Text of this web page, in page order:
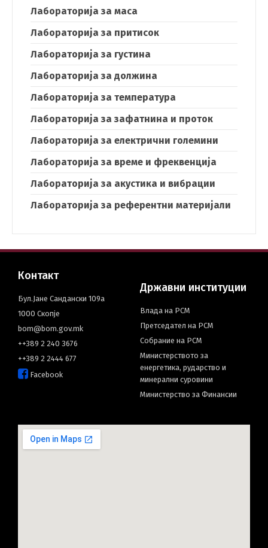
Лабораторија за маса
Лабораторија за притисок
Лабораторија за густина
Лабораторија за должина
Лабораторија за температура
Лабораторија за зафатнина и проток
Лабораторија за електрични големини
Лабораторија за време и фреквенција
Лабораторија за акустика и вибрации
Лабораторија за референтни материјали
Контакт
Бул.Јане Сандански 109а
1000 Скопје
bom@bom.gov.mk
++389 2 240 3676
++389 2 2444 677
Facebook
Државни институции
Влада на РСМ
Претседател на РСМ
Собрание на РСМ
Министерството за
енергетика, рударство и
минерални суровини
Министерство за Финансии